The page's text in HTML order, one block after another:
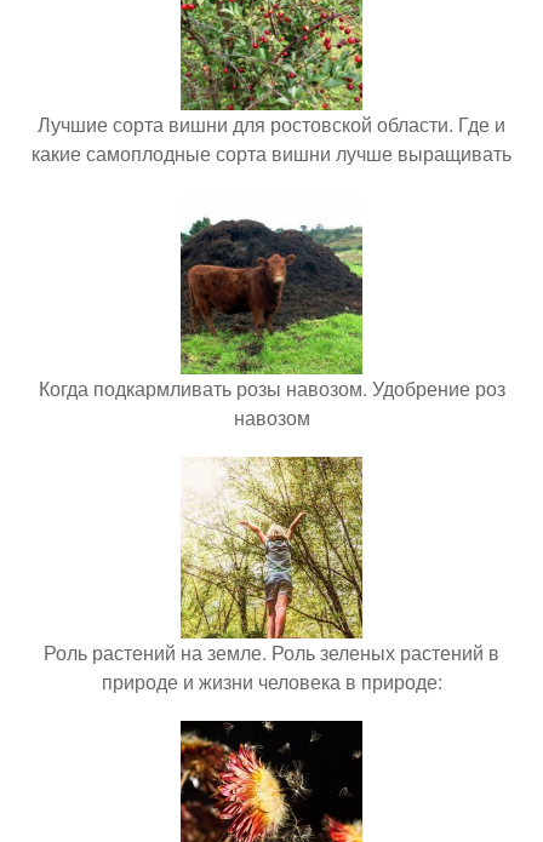
Лучшие сорта вишни для ростовской области. Где и
какие самоплодные сорта вишни лучше выращивать
Когда подкармливать розы навозом. Удобрение роз
навозом
Роль растений на земле. Роль зеленых растений в
природе и жизни человека в природе: